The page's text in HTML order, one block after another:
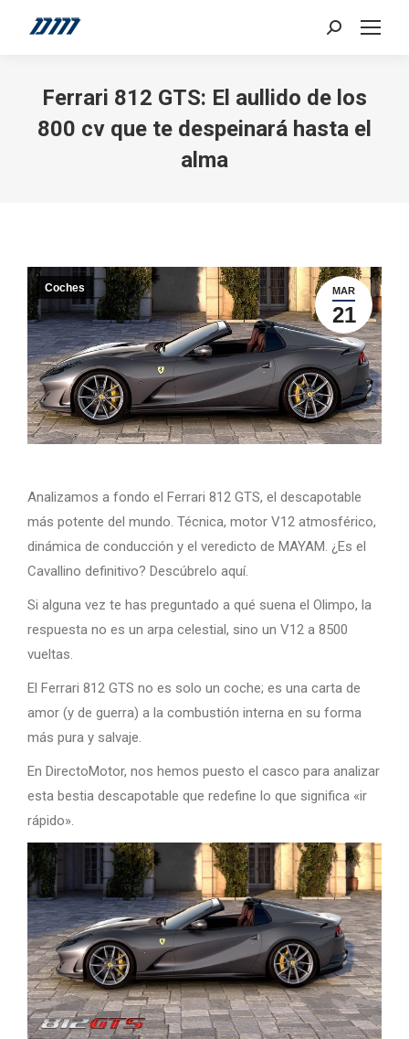
Search:
Ferrari 812 GTS: El aullido de los
800 cv que te despeinará hasta el
alma
MAR
21
Coches
Analizamos a fondo el Ferrari 812 GTS, el descapotable
más potente del mundo. Técnica, motor V12 atmosférico,
dinámica de conducción y el veredicto de MAYAM. ¿Es el
Cavallino definitivo? Descúbrelo aquí.
Si alguna vez te has preguntado a qué suena el Olimpo, la
respuesta no es un arpa celestial, sino un V12 a 8500
vueltas.
El Ferrari 812 GTS no es solo un coche; es una carta de
amor (y de guerra) a la combustión interna en su forma
más pura y salvaje.
En DirectoMotor, nos hemos puesto el casco para analizar
esta bestia descapotable que redefine lo que significa «ir
rápido».